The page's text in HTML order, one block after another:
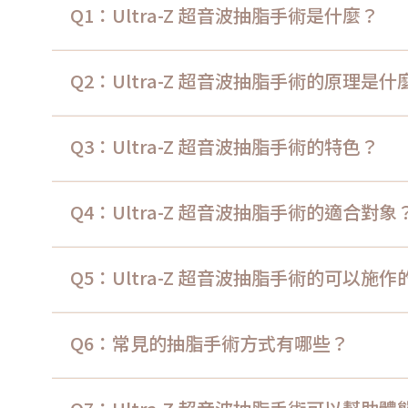
Q1：Ultra-Z 超音波抽脂手術是什麼？
Q2：Ultra-Z 超音波抽脂手術的原理是什
Q3：Ultra-Z 超音波抽脂手術的特色？
Q4：Ultra-Z 超音波抽脂手術的適合對象
Q5：Ultra-Z 超音波抽脂手術的可以施作
Q6：常見的抽脂手術方式有哪些？